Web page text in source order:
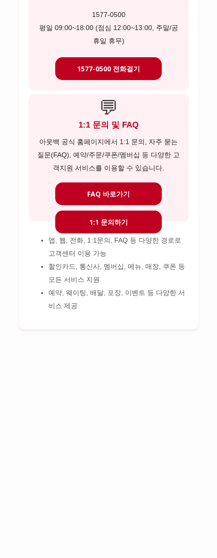
1577-0500
평일 09:00~18:00 (점심 12:00~13:00, 주말/공
휴일 휴무)
1577-0500 전화걸기
💬
1:1 문의 및 FAQ
아웃백 공식 홈페이지에서 1:1 문의, 자주 묻는
질문(FAQ), 예약/주문/쿠폰/멤버십 등 다양한 고
객지원 서비스를 이용할 수 있습니다.
FAQ 바로가기
1:1 문의하기
앱, 웹, 전화, 1:1문의, FAQ 등 다양한 경로로
고객센터 이용 가능
할인카드, 통신사, 멤버십, 메뉴, 매장, 쿠폰 등
모든 서비스 지원
예약, 웨이팅, 배달, 포장, 이벤트 등 다양한 서
비스 제공